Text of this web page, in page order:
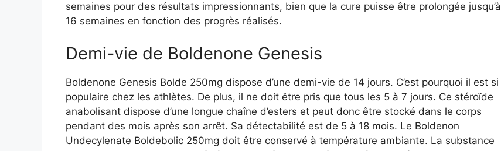
semaines pour des résultats impressionnants, bien que la cure puisse être prolongée jusqu’à
16 semaines en fonction des progrès réalisés.
Demi-vie de Boldenone Genesis
Boldenone Genesis Bolde 250mg dispose d’une demi-vie de 14 jours. C’est pourquoi il est si
populaire chez les athlètes. De plus, il ne doit être pris que tous les 5 à 7 jours. Ce stéroïde
anabolisant dispose d’une longue chaîne d’esters et peut donc être stocké dans le corps
pendant des mois après son arrêt. Sa détectabilité est de 5 à 18 mois. Le Boldenon
Undecylenate Boldebolic 250mg doit être conservé à température ambiante. La substance